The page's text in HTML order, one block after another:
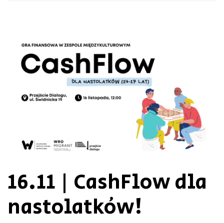
16.11 | CashFlow dla
nastolatków!